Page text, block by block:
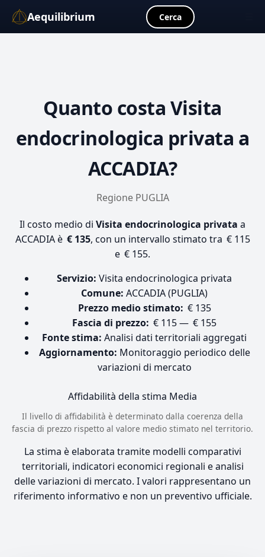
Aequilibrium Cerca
Quanto costa Visita
endocrinologica privata a
ACCADIA?
Regione PUGLIA
Il costo medio di Visita endocrinologica privata a
ACCADIA è € 135, con un intervallo stimato tra € 115
e € 155.
Servizio: Visita endocrinologica privata
Comune: ACCADIA (PUGLIA)
Prezzo medio stimato: € 135
Fascia di prezzo: € 115 — € 155
Fonte stima: Analisi dati territoriali aggregati
Aggiornamento: Monitoraggio periodico delle
variazioni di mercato
Affidabilità della stima Media
Il livello di affidabilità è determinato dalla coerenza della
fascia di prezzo rispetto al valore medio stimato nel territorio.
La stima è elaborata tramite modelli comparativi
territoriali, indicatori economici regionali e analisi
delle variazioni di mercato. I valori rappresentano un
riferimento informativo e non un preventivo ufficiale.